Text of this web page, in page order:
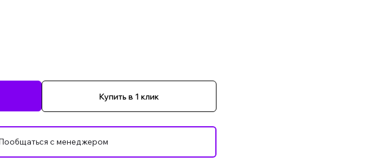
Купить в 1 клик
с менеджером